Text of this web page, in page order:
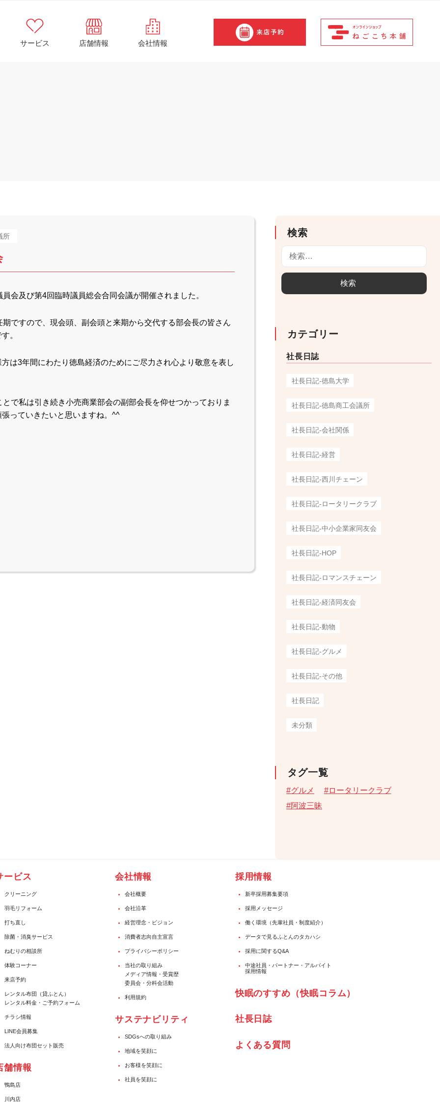
サービス 店舗情報 会社情報
検索
カテゴリー
社長日誌
社長日記-徳島大学
社長日記-徳島商工会議所
社長日記-会社関係
社長日記-経営
社長日記-西川チェーン
社長日記-ロータリークラブ
社長日記-中小企業家同友会
社長日記-HOP
社長日記-ロマンスチェーン
社長日記-経済同友会
社長日記-動物
社長日記-グルメ
社長日記-その他
社長日記
未分類
タグ一覧
グルメ
ロータリークラブ
阿波三昧
所
会及び第4回臨時議員総会合同会議が開催されました。
ですので、現会頭、副会頭と来期から交代する部会長の皆さん
。
は3年間にわたり徳島経済のためにご尽力され心より敬意を表し
で私は引き続き小売商業部会の副部会長を仰せつかっておりま
っていきたいと思いますね。^^
ービス
クリーニング
羽毛リフォーム
打ち直し
除菌・消臭サービス
ねむりの相談所
体験コーナー
来店予約
レンタル布団（貸ふとん）
レンタル料金・ご予約フォーム
チラシ情報
LINE会員募集
法人向け布団セット販売
舗情報
鴨島店
川内店
会社情報
会社概要
会社沿革
経営理念・ビジョン
消費者志向自主宣言
プライバシーポリシー
当社の取り組み
メディア情報・受賞歴
委員会・分科会活動
利用規約
サステナビリティ
SDGsへの取り組み
地域を笑顔に
お客様を笑顔に
社員を笑顔に
採用情報
新卒採用募集要項
採用メッセージ
働く環境（先輩社員・制度紹介）
データで見るふとんのタカハシ
採用に関するQ&A
中途社員・パートナー・アルバイト
採用情報
快眠のすすめ（快眠コラム）
社⾧日誌
よくある質問